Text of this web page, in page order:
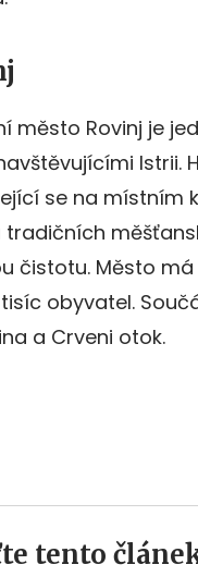
město Rovinj je
Istrii.
se na místním
tradičních
čistotu. Město
tisíc obyvatel.
a Crveni otok.
tento